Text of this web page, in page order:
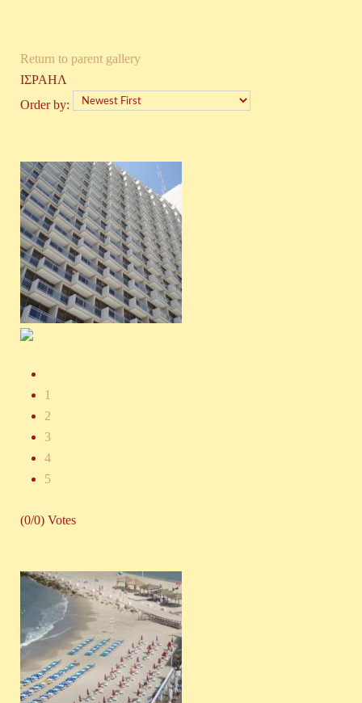
Return to parent gallery
ΙΣΡΑΗΛ
Order by:
1
2
3
4
5
(0/0) Votes